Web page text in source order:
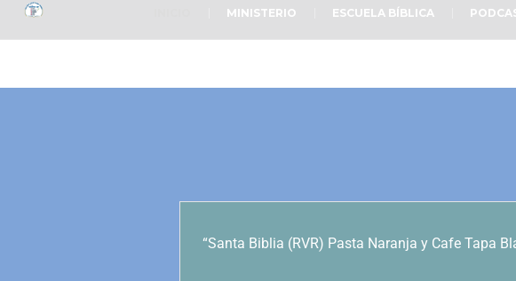
MINISTERIO ESCUELA BÍBLICA
“Santa Biblia (RVR) Pasta Naranja y Cafe Tapa